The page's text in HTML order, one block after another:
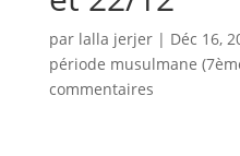
par lalla jerjer| Déc 16,
période musulmane
commentaires